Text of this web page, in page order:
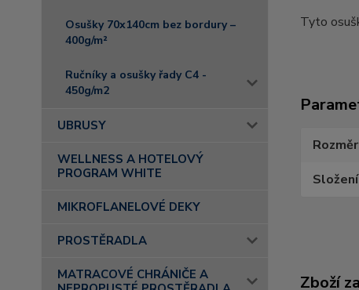
Osušky 70x140cm bez bordury –
400g/m²
Ručníky a osušky řady C4 -
450g/m2
UBRUSY
WELLNESS A HOTELOVÝ
PROGRAM WHITE
MIKROFLANELOVÉ DEKY
PROSTĚRADLA
MATRACOVÉ CHRÁNIČE A
Tyto
Rozměr
Složení
Zboží